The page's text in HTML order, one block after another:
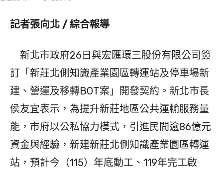
記者張向北 / 綜合報導
新北市政府26日與宏匯環三股份有限公司簽
訂「新莊北側知識產業園區轉運站及停車場新
建、營運及移轉BOT案」開發契約。新北市長
侯友宜表示，為提升新莊地區公共運輸服務量
能，市府以公私協力模式，引進民間逾86億元
資金與經驗，新建新莊北側知識產業園區轉運
站，預計今（115）年底動工、119年完工啟